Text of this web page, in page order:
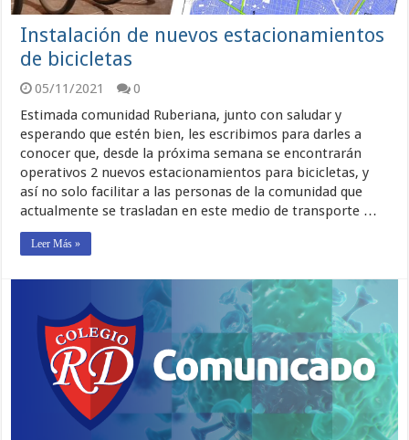
Instalación de nuevos estacionamientos
de bicicletas
05/11/2021
0
Estimada comunidad Ruberiana, junto con saludar y
esperando que estén bien, les escribimos para darles a
conocer que, desde la próxima semana se encontrarán
operativos 2 nuevos estacionamientos para bicicletas, y
así no solo facilitar a las personas de la comunidad que
actualmente se trasladan en este medio de transporte …
Leer Más »